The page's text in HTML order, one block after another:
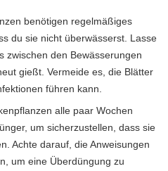
benötigen regelmäßiges
du sie nicht überwässerst. Lasse
zwischen den Bewässerungen
gießt. Vermeide es, die Blätter
führen kann.
alle paar Wochen
um sicherzustellen, dass sie
Achte darauf, die Anweisungen
um eine Überdüngung zu